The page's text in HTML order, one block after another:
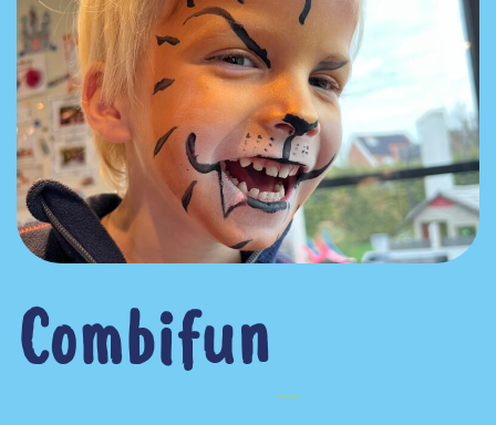
Combifun